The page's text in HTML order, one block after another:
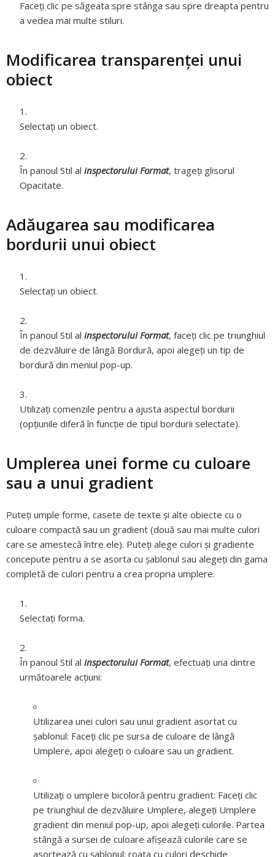
Faceți clic pe săgeata spre stânga sau spre dreapta pentru
a vedea mai multe stiluri.
Modificarea transparenței unui
obiect
Selectați un obiect.
În panoul Stil al inspectorului Format, trageți glisorul
Opacitate.
Adăugarea sau modificarea
bordurii unui obiect
Selectați un obiect.
În panoul Stil al inspectorului Format, faceți clic pe triunghiul
de dezvăluire de lângă Bordură, apoi alegeți un tip de
bordură din meniul pop-up.
Utilizați comenzile pentru a ajusta aspectul bordurii
(opțiunile diferă în funcție de tipul bordurii selectate).
Umplerea unei forme cu culoare
sau a unui gradient
Puteţi umple forme, casete de texte şi alte obiecte cu o
culoare compactă sau un gradient (două sau mai multe culori
care se amestecă între ele). Puteți alege culori și gradiente
concepute pentru a se asorta cu șablonul sau alegeți din gama
completă de culori pentru a crea propria umplere.
Selectați forma.
În panoul Stil al inspectorului Format, efectuați una dintre
următoarele acțiuni:
Utilizarea unei culori sau unui gradient asortat cu
șablonul: Faceţi clic pe sursa de culoare de lângă
Umplere, apoi alegeţi o culoare sau un gradient.
Utilizați o umplere bicoloră pentru gradient: Faceți clic
pe triunghiul de dezvăluire Umplere, alegeți Umplere
gradient din meniul pop-up, apoi alegeți culorile. Partea
stângă a sursei de culoare afișează culorile care se
asortează cu șablonul; roata cu culori deschide